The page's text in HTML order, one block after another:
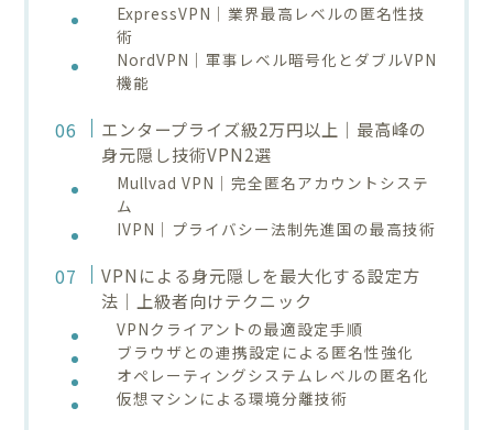
ExpressVPN｜業界最高レベルの匿名性技
術
NordVPN｜軍事レベル暗号化とダブルVPN
機能
エンタープライズ級2万円以上｜最高峰の
身元隠し技術VPN2選
Mullvad VPN｜完全匿名アカウントシステ
ム
IVPN｜プライバシー法制先進国の最高技術
VPNによる身元隠しを最大化する設定方
法｜上級者向けテクニック
VPNクライアントの最適設定手順
ブラウザとの連携設定による匿名性強化
オペレーティングシステムレベルの匿名化
仮想マシンによる環境分離技術